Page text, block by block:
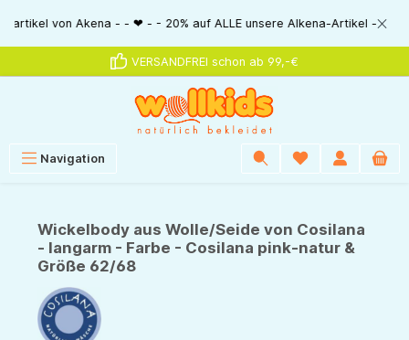
springen
von Akena - - ❤ - - 20% auf ALLE unsere Alkena-Artikel - - ❤ - -
VERSANDFREI schon ab 99,-€
Navigation
Wickelbody aus Wolle/Seide von Cosilana
- langarm - Farbe - Cosilana pink-natur &
Größe 62/68